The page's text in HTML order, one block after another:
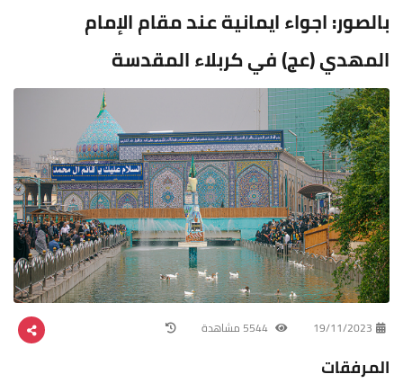
بالصور: اجواء ايمانية عند مقام الإمام
المهدي (عج) في كربلاء المقدسة
19/11/2023
المرفقات